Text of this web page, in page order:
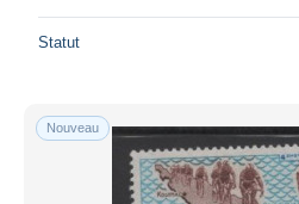
Statut
Nouveau